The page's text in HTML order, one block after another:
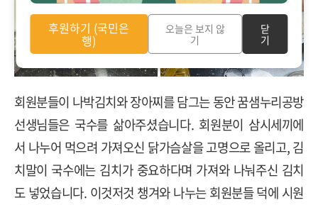
회원분들이 나박김치와 장아찌를 담그는 동안 꿈샘누리공방
선생님들은 국수를 삶아주셨습니다. 회원분이 삼시세끼에
서 나누어 먹으려 가져오신 닭가슴살을 고명으로 올리고,김
치말이 국수에는 김치가 중요하다며 가져와 나눠주신 김치
도 넣었습니다. 이것저것 챙겨와 나누는 회원분들 덕에 시원
후원하기 (국민은
행)
오늘은 보지 않
기
닫
기